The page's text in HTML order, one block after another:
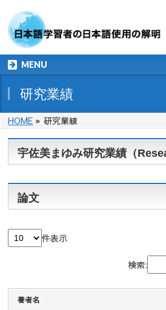
MENU
研究業績
HOME » 研究業績
宇佐美まゆみ研究業績（
論文
件表示
検索:
著者名